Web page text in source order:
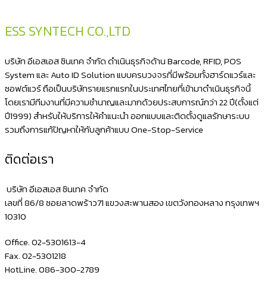
ESS SYNTECH CO.,LTD
บริษัท อีเอสเอส ซินเทค จำกัด ดำเนินธุรกิจด้าน Barcode, RFID, POS
System และ Auto ID Solution แบบครบวงจรที่มีพร้อมทั้งฮาร์ดแวร์และ
ซอฟต์แวร์ ถือเป็นบริษัทรายแรกแรกในประเทศไทยที่เข้ามาดำเนินธุรกิจนี้
โดยเรามีทีมงานที่มีความชำนาญและมากด้วยประสบการณ์กว่า 22 ปี(ตั้งแต่
ปี1999) สำหรับให้บริการให้คำแนะนำ ออกแบบและติดตั้งดูแลรักษาระบบ
รวมถึงการแก้ปัญหาให้กับลูกค้าแบบ One-Stop-Service
ติดต่อเรา
บริษัท อีเอสเอส ซินเทค จำกัด
เลขที่ 86/8 ซอยลาดพร้าว71 แขวงสะพานสอง เขตวังทองหลาง กรุงเทพฯ
10310
Office. 02-5301613-4
Fax. 02-5301218
HotLine. 086-300-2789